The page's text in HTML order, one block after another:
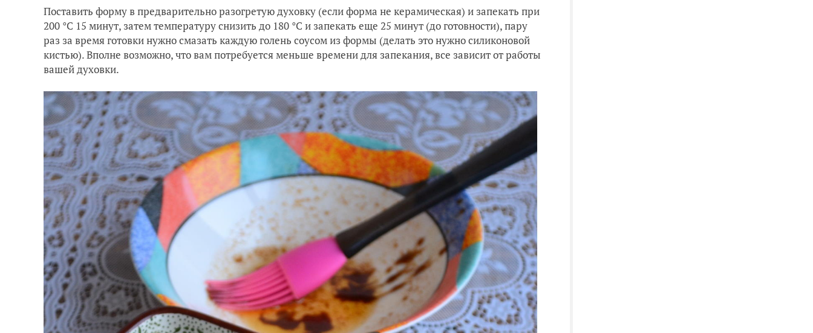
Поставить форму в предварительно разогретую духовку (если форма не керамическая) и запекать при
200 °C 15 минут, затем температуру снизить до 180 °C и запекать еще 25 минут (до готовности), пару
раз за время готовки нужно смазать каждую голень соусом из формы (делать это нужно силиконовой
кистью). Вполне возможно, что вам потребуется меньше времени для запекания, все зависит от работы
вашей духовки.